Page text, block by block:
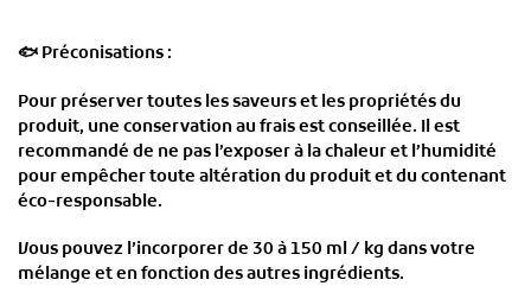
🐟 Préconisations :
Pour préserver toutes les saveurs et les propriétés du
produit, une conservation au frais est conseillée. Il est
recommandé de ne pas l’exposer à la chaleur et l’humidité
pour empêcher toute altération du produit et du contenant
éco-responsable.
Vous pouvez l’incorporer de 30 à 150 ml / kg dans votre
mélange et en fonction des autres ingrédients.